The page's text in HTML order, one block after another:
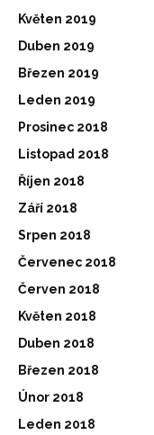
Květen 2019
Duben 2019
Březen 2019
Leden 2019
Prosinec 2018
Listopad 2018
Říjen 2018
Září 2018
Srpen 2018
Červenec 2018
Červen 2018
Květen 2018
Duben 2018
Březen 2018
Únor 2018
Leden 2018